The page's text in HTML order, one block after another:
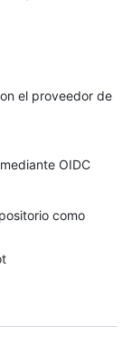
el proveedor de
OIDC
como